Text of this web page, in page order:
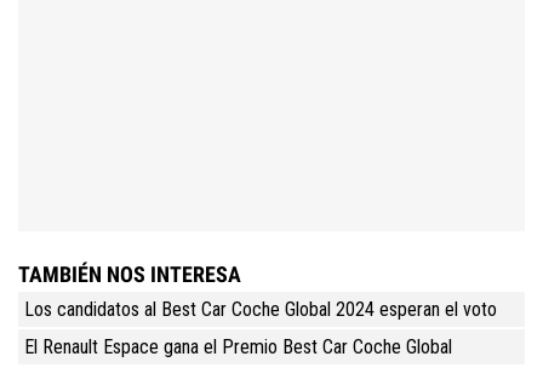
TAMBIÉN NOS INTERESA
Los candidatos al Best Car Coche Global 2024 esperan el voto
El Renault Espace gana el Premio Best Car Coche Global